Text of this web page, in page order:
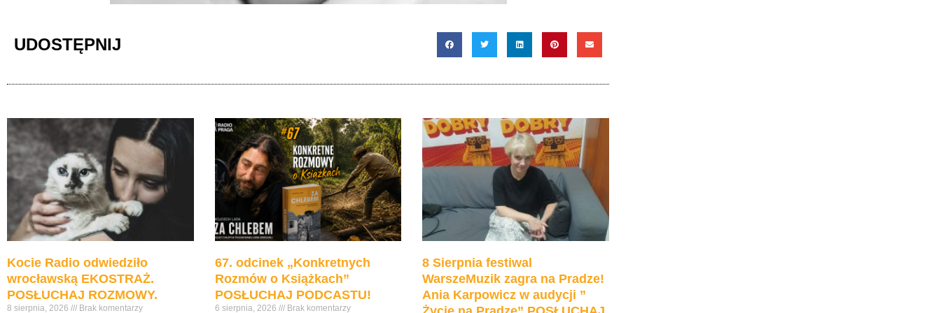
UDOSTĘPNIJ
Kocie Radio odwiedziło
wrocławską EKOSTRAŻ.
POSŁUCHAJ ROZMOWY.
8 sierpnia, 2026 Brak komentarzy
67. odcinek „Konkretnych
Rozmów o Książkach”
POSŁUCHAJ PODCASTU!
6 sierpnia, 2026 Brak komentarzy
8 Sierpnia festiwal
WarszeMuzik zagra na Pradze!
Ania Karpowicz w audycji ”